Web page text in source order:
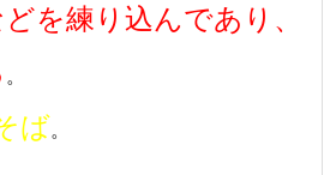
を練り込んであり、
。
ば。